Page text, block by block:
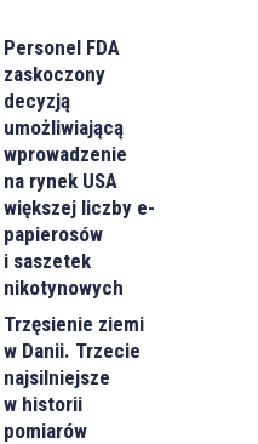
Personel FDA
zaskoczony
decyzją
umożliwiającą
wprowadzenie
na rynek USA
większej liczby e-
papierosów
i saszetek
nikotynowych
Trzęsienie ziemi
w Danii. Trzecie
najsilniejsze
w historii
pomiarów